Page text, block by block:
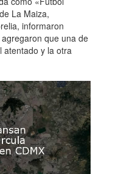
La Maiza,
informaron
que una de
atentado y la otra